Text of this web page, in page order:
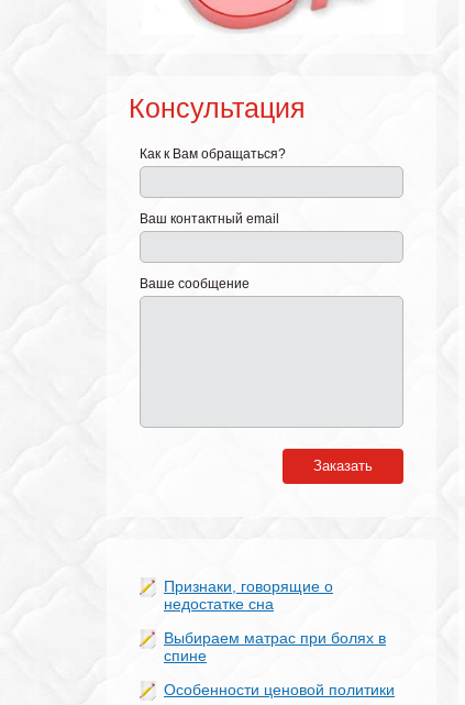
Консультация
Как к Вам обращаться?
Ваш контактный email
Ваше сообщение
Заказать
Признаки, говорящие о
недостатке сна
Выбираем матрас при болях в
спине
Особенности ценовой политики